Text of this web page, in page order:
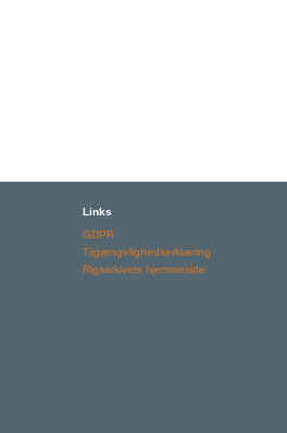
Links
GDPR
Tilgængelighedserklæring
Rigsarkivets hjemmeside